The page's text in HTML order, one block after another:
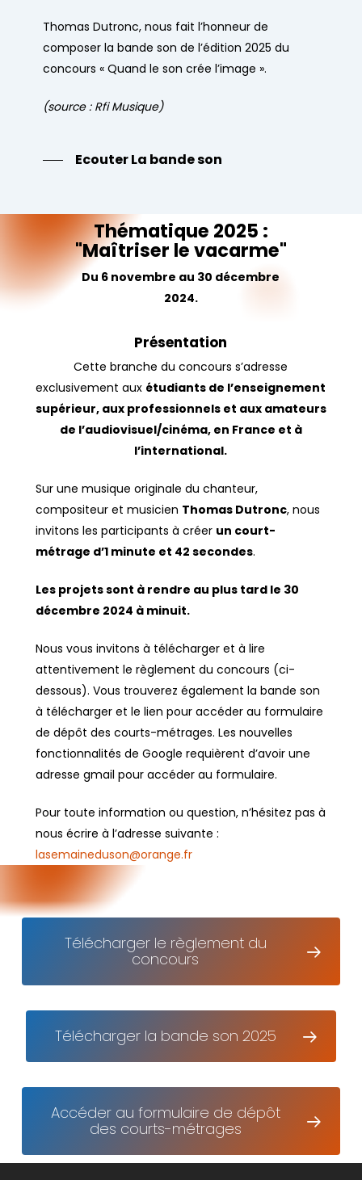
Thomas Dutronc, nous fait l’honneur de
composer la bande son de l’édition 2025 du
concours « Quand le son crée l’image ».
(source : Rfi Musique)
Ecouter La bande son
Thématique 2025 :
"Maîtriser levacarme"
Du 6 novembre au 30 décembre
2024.
Présentation
Cette branche du concours s’adresse
exclusivement aux étudiants de l’enseignement
supérieur, aux professionnels et aux amateurs
de l’audiovisuel/cinéma, en France et à
l’international.
Sur une musique originale du chanteur,
compositeur et musicien Thomas Dutronc, nous
invitons les participants à créer un court-
métrage d’1 minute et 42 secondes.
Les projets sont à rendre au plus tard le 30
décembre 2024 à minuit.
Nous vous invitons à télécharger et à lire
attentivement le règlement du concours (ci-
dessous). Vous trouverez également la bande son
à télécharger et le lien pour accéder au formulaire
de dépôt des courts-métrages. Les nouvelles
fonctionnalités de Google requièrent d’avoir une
adresse gmail pour accéder au formulaire.
Pour toute information ou question, n’hésitez pas à
nous écrire à l’adresse suivante :
lasemaineduson@orange.fr
Télécharger le règlement du
concours
Télécharger la bande son 2025
Accéder au formulaire de dépôt
des courts-métrages